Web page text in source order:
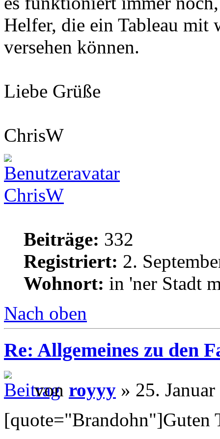
Helfer, die ein Tableau mit
versehen können.
Liebe Grüße
ChrisW
ChrisW
Beiträge: 332
Registriert: 2.
Wohnort: in 'ner Stadt
Nach oben
Re: Allgemeines zu den
von royyy » 25.
[quote="Brandohn"]Guten